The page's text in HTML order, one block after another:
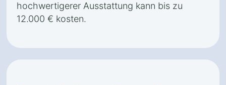
hochwertigerer Ausstattung kann bis zu
12.000 € kosten.